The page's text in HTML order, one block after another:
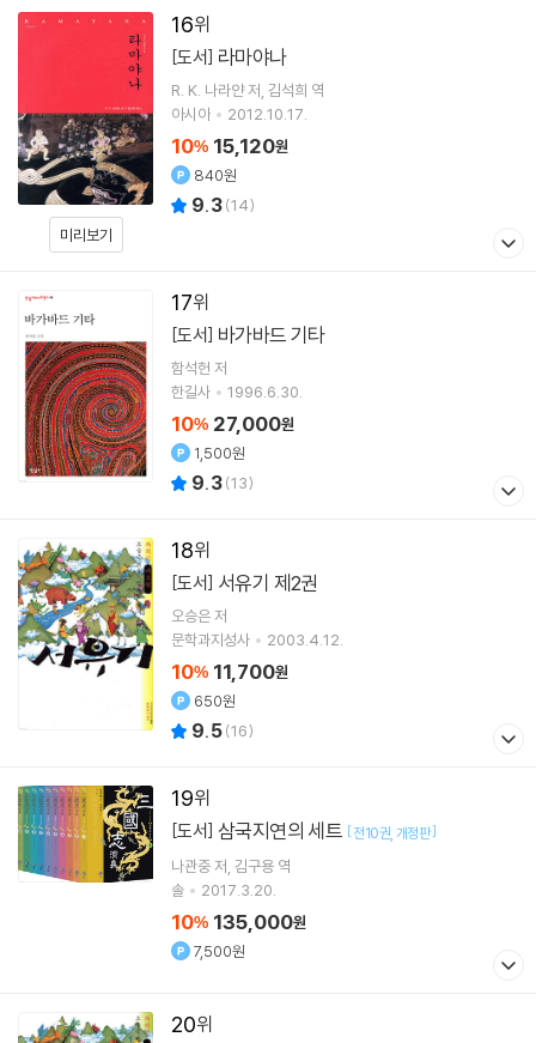
16
미리보기
[도서] 라마야나
R. K. 나라얀저 김석희 역
아시아
2012.10.17.
10% 15,120원
840원
9.3(14)
17
[도서] 바가바드 기타
함석헌 저
한길사
1996.6.30.
10% 27,000원
1,500원
9.3(13)
18
[도서] 서유기 제2권
오승은저
문학과지성사
2003.4.12.
10% 11,700원
650원
9.5(16)
19
[도서] 삼국지연의 세트 [전10권 개정판]
나관중저 김구용 역
솔
2017.3.20.
10% 135,000원
7,500원
20